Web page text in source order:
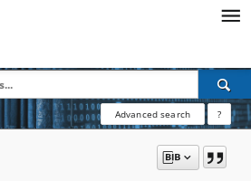
Advanced search ?